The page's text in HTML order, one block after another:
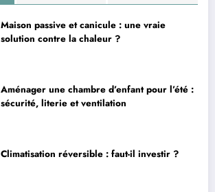
Maison passive et canicule : une vraie
solution contre la chaleur ?
Aménager une chambre d’enfant pour l’été :
sécurité, literie et ventilation
Climatisation réversible : faut-il investir ?